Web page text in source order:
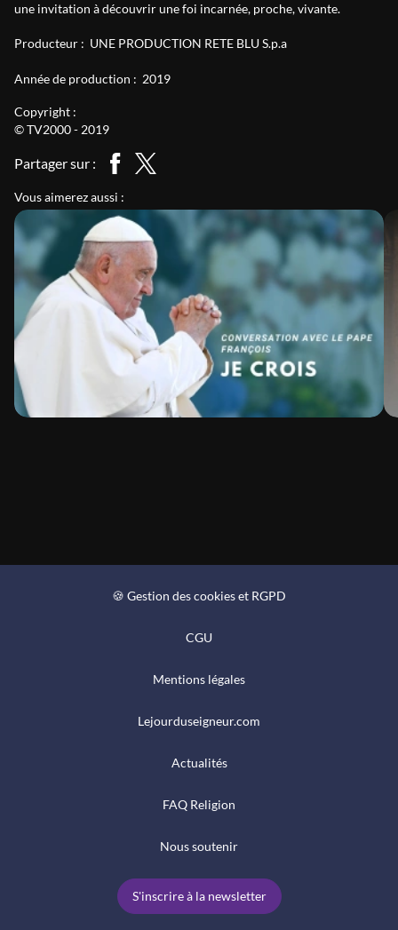
une invitation à découvrir une foi incarnée, proche, vivante.
Producteur : UNE PRODUCTION RETE BLU S.p.a
Année de production : 2019
Copyright :
© TV2000 - 2019
Partager sur :
Vous aimerez aussi :
🍪 Gestion des cookies et RGPD
CGU
Mentions légales
Lejourduseigneur.com
Actualités
FAQ Religion
Nous soutenir
S'inscrire à la newsletter